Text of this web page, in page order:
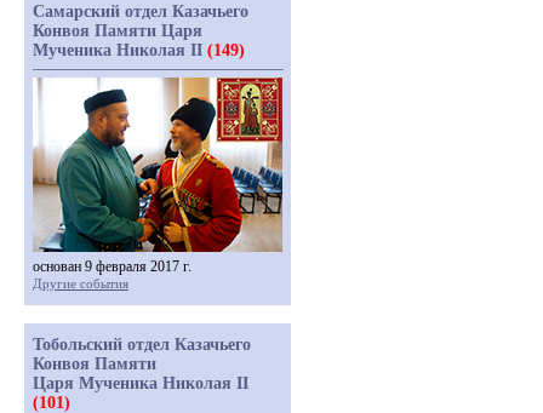
Самарский отдел Казачьего
Конвоя Памяти Царя
Мученика Николая II (149)
основан 9 февраля 2017 г.
Другие события
Тобольский отдел Казачьего
Конвоя Памяти
Царя Мученика Николая II
(101)